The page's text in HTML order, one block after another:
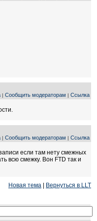
| Сообщить модераторам | Ссылка
| Сообщить модераторам | Ссылка
если там нету смежных
всю смежку. Вон FTD так и
Новая тема Вернуться в LLT